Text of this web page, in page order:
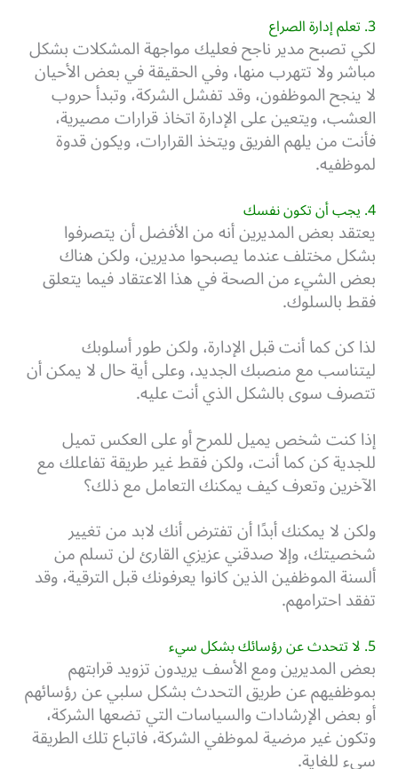
3. تعلم إدارة الصراع
لكي تصبح مدير ناجح فعليك مواجهة المشكلات بشكل
مباشر ولا تتهرب منها، وفي الحقيقة في بعض الأحيان
لا ينجح الموظفون، وقد تفشل الشركة، وتبدأ حروب
العشب، ويتعين على الإدارة اتخاذ قرارات مصيرية،
فأنت من يلهم الفريق ويتخذ القرارات، ويكون قدوة
لموظفيه.
4. يجب أن تكون نفسك
يعتقد بعض المديرين أنه من الأفضل أن يتصرفوا
بشكل مختلف عندما يصبحوا مديرين، ولكن هناك
بعض الشيء من الصحة في هذا الاعتقاد فيما يتعلق
فقط بالسلوك.
لذا كن كما أنت قبل الإدارة، ولكن طور أسلوبك
ليتناسب مع منصبك الجديد، وعلى أية حال لا يمكن أن
تتصرف سوى بالشكل الذي أنت عليه.
إذا كنت شخص يميل للمرح أو على العكس تميل
للجدية كن كما أنت، ولكن فقط غير طريقة تفاعلك مع
الآخرين وتعرف كيف يمكنك التعامل مع ذلك؟
ولكن لا يمكنك أبدًا أن تفترض أنك لابد من تغيير
شخصيتك، وإلا صدقني عزيزي القارئ لن تسلم من
ألسنة الموظفين الذين كانوا يعرفونك قبل الترقية، وقد
تفقد احترامهم.
5. لا تتحدث عن رؤسائك بشكل سيء
بعض المديرين ومع الأسف يريدون تزويد قرابتهم
بموظفيهم عن طريق التحدث بشكل سلبي عن رؤسائهم
أو بعض الإرشادات والسياسات التي تضعها الشركة،
وتكون غير مرضية لموظفي الشركة، فاتباع تلك الطريقة
سيء للغاية.